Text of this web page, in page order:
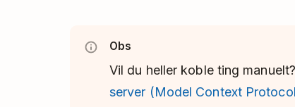
Obs
Vil du heller koble ting
server (Model Context